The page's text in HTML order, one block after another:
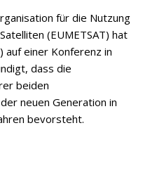
für die Nutzung
(EUMETSAT) hat
auf einer Konferenz in
dass die
beiden
neuen Generation in
bevorsteht.